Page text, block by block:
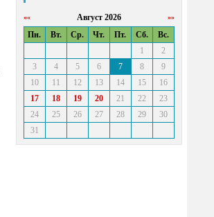
«« »»
Август 2026
Пн.
Вт. Ср. Чт. Пт. Сб.
Вс.
1
2
3
4 5 6 7 8
9
10
11 12 13 14 15
16
17
18 19 20 21 22
23
24
25 26 27 28 29
30
31